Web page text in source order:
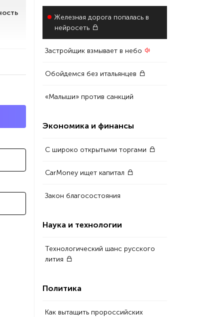
Железная дорога попалась в
нейросеть
Застройщик взмывает в небо
Обойдемся без итальянцев
«Малыши» против санкций
Экономика и финансы
С широко открытыми торгами
CarMoney ищет капитал
Закон благосостояния
Наука и технологии
Технологический шанс русского
лития
Политика
Как вытащить пророссийских